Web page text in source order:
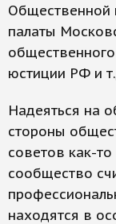
Общественной
палаты
юстиции РФ и
Надеяться на
стороны
советов как-
сообщество
находятся в